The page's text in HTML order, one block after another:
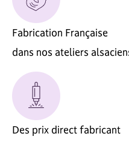
Fabrication Française
dans nos ateliers
Des prix direct fabricant